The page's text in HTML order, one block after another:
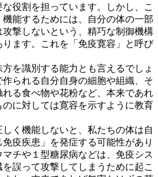
役割を担っています。しかし、こ
能するためには、
自分の体の一部
撃しないという、精巧な制御機構
ます。これを「免疫寛容」と呼び
を識別する能力とも言えるでしょ
られる自分自身の細胞や組織、そ
れる食べ物や花粉など、本来であれ
に対しては寛容を示すように教育
く機能しないと、私たちの体は自
疫疾患」を発症する可能性があり
チや１型糖尿病などは、免疫シス
誤って攻撃してしまうために起こ